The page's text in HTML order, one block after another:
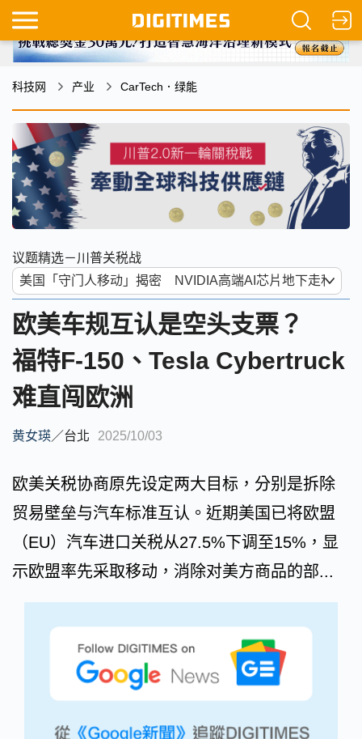
科技网 产业 CarTech．绿能
议题精选－川普关税战
欧美车规互认是空头支票？
福特F-150、Tesla Cybertruck
难直闯欧洲
黄女瑛／台北 2025/10/03
欧美关税协商原先设定两大目标，分别是拆除
贸易壁垒与汽车标准互认。近期美国已将欧盟
（EU）汽车进口关税从27.5%下调至15%，显
示欧盟率先采取移动，消除对美方商品的部...